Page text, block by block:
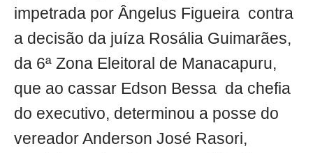
impetrada por Ângelus Figueira contra
a decisão da juíza Rosália Guimarães,
da 6ª Zona Eleitoral de Manacapuru,
que ao cassar Edson Bessa da chefia
do executivo, determinou a posse do
vereador Anderson José Rasori,